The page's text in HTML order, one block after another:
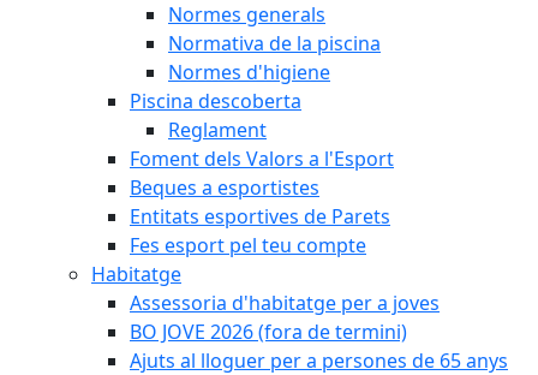
Normes generals
Normativa de la piscina
Normes d'higiene
Piscina descoberta
Reglament
Foment dels Valors a l'Esport
Beques a esportistes
Entitats esportives de Parets
Fes esport pel teu compte
Habitatge
Assessoria d'habitatge per a joves
BO JOVE 2026 (fora de termini)
Ajuts al lloguer per a persones de 65 anys